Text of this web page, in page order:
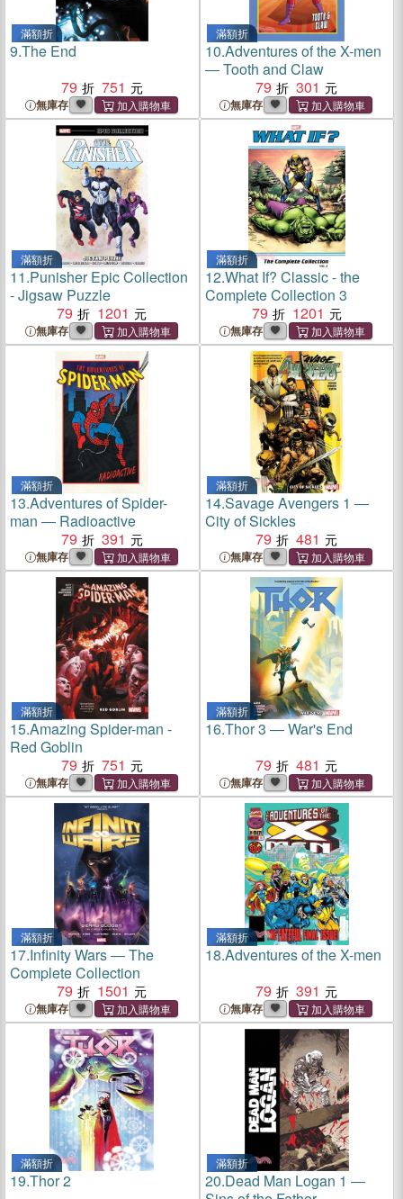
滿額折
9.The End
79
751
無庫存
滿額折
10.Adventures of the X-men
― Tooth and Claw
79
301
無庫存
滿額折
11.Punisher Epic Collection
- Jigsaw Puzzle
79
1201
無庫存
滿額折
12.What If? Classic - the
Complete Collection 3
79
1201
無庫存
滿額折
13.Adventures of Spider-
man ― Radioactive
79
391
無庫存
滿額折
14.Savage Avengers 1 ―
City of Sickles
79
481
無庫存
滿額折
15.Amazing Spider-man -
Red Goblin
79
751
無庫存
滿額折
16.Thor 3 ― War's End
79
481
無庫存
滿額折
17.Infinity Wars ― The
Complete Collection
79
1501
無庫存
滿額折
18.Adventures of the X-men
79
391
無庫存
滿額折
19.Thor 2
滿額折
20.Dead Man Logan 1 ―